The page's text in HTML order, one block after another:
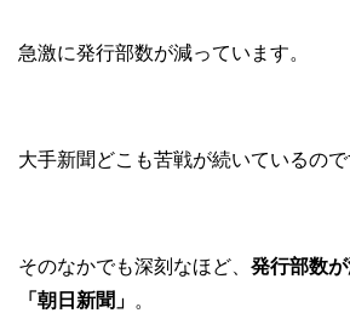
急激に発行部数が減っています。
大手新聞どこも苦戦が続いているので
そのなかでも深刻なほど、 発行部数
「朝日新聞」 。